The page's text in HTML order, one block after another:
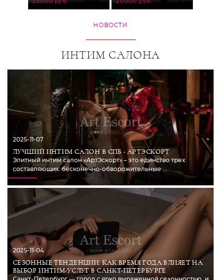
НОВОСТИ
ИНТИМ САЛОНА
2025-11-07
ЛУЧШИЙ ИНТИМ САЛОН В СПБ - АРТЭСКОРТ
Элитный интим салон «АртЭскорт» – это единство трех
составляющих: бесконечно-обворожительные ...
2025-11-04
СЕЗОННЫЕ ТЕНДЕНЦИИ: КАК ВРЕМЯ ГОДА ВЛИЯЕТ НА
ВЫБОР ИНТИМ-УСЛУГ В САНКТ-ПЕТЕРБУРГЕ
Санкт-Петербург — город с ярко выраженной сезонностью, и